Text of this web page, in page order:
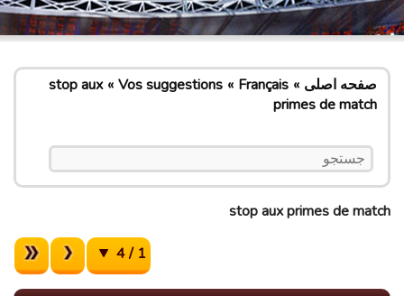
صفحه اصلی Français
Vos suggestions
stop aux
primes de match
stop aux primes de match
1 / 4